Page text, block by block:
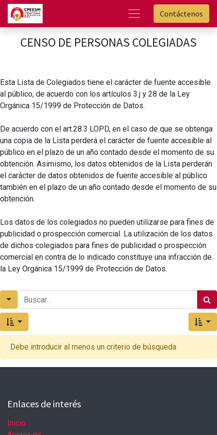
Contáctenos
CENSO DE PERSONAS COLEGIADAS
Esta Lista de Colegiados tiene el carácter de fuente accesible
al público, de acuerdo con los artículos 3.j y 28 de la Ley
Orgánica 15/1999 de Protección de Datos.
De acuerdo con el art.28.3 LOPD, en el caso de que se obtenga
una copia de la Lista perderá el carácter de fuente accesible al
público en el plazo de un año contado desde el momento de su
obtención. Asimismo, los datos obtenidos de la Lista perderán
el carácter de datos obtenidos de fuente accesible al público
también en el plazo de un año contado desde el momento de su
obtención.
Los datos de los colegiados no pueden utilizarse para fines de
publicidad o prospección comercial. La utilización de los datos
de dichos colegiados para fines de publicidad o prospección
comercial en contra de lo indicado constituye una infracción de
la Ley Orgánica 15/1999 de Protección de Datos.
Debe introducir al menos un criterio de búsqueda
Enlaces de interés
Inicio